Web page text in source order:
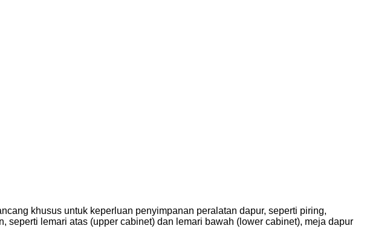
khusus untuk keperluan penyimpanan peralatan dapur, seperti piring,
lemari atas (upper cabinet) dan lemari bawah (lower cabinet), meja dapur